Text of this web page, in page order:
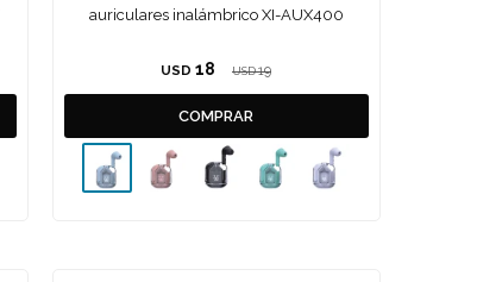
auriculares inalámbrico XI-AUX400
USD 18 USD 19